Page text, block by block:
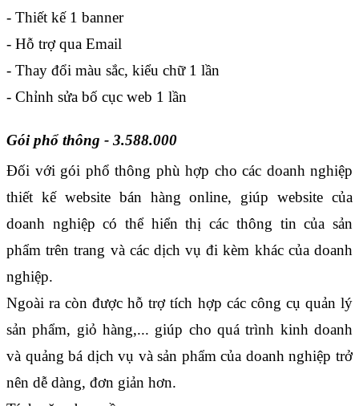
- Thiết kế 1 banner
- Hỗ trợ qua Email
- Thay đổi màu sắc, kiểu chữ 1 lần
- Chỉnh sửa bố cục web 1 lần
Gói phổ thông - 3.588.000
Đối với gói phổ thông phù hợp cho các doanh nghiệp
thiết kế website bán hàng online, giúp website của
doanh nghiệp có thể hiển thị các thông tin của sản
phẩm trên trang và các dịch vụ đi kèm khác của doanh
nghiệp.
Ngoài ra còn được hỗ trợ tích hợp các công cụ quản lý
sản phẩm, giỏ hàng,... giúp cho quá trình kinh doanh
và quảng bá dịch vụ và sản phẩm của doanh nghiệp trở
nên dễ dàng, đơn giản hơn.